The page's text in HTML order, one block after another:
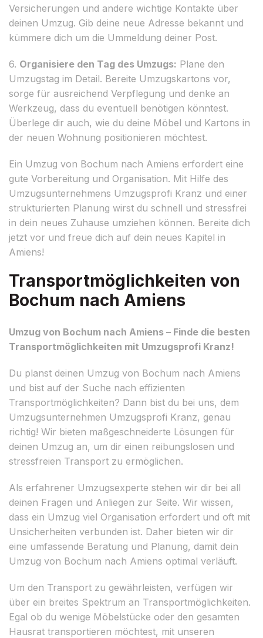
Versicherungen und andere wichtige Kontakte über
deinen Umzug. Gib deine neue Adresse bekannt und
kümmere dich um die Ummeldung deiner Post.
6. Organisiere den Tag des Umzugs: Plane den
Umzugstag im Detail. Bereite Umzugskartons vor,
sorge für ausreichend Verpflegung und denke an
Werkzeug, dass du eventuell benötigen könntest.
Überlege dir auch, wie du deine Möbel und Kartons in
der neuen Wohnung positionieren möchtest.
Ein Umzug von Bochum nach Amiens erfordert eine
gute Vorbereitung und Organisation. Mit Hilfe des
Umzugsunternehmens Umzugsprofi Kranz und einer
strukturierten Planung wirst du schnell und stressfrei
in dein neues Zuhause umziehen können. Bereite dich
jetzt vor und freue dich auf dein neues Kapitel in
Amiens!
Transportmöglichkeiten von
Bochum nach Amiens
Umzug von Bochum nach Amiens – Finde die besten
Transportmöglichkeiten mit Umzugsprofi Kranz!
Du planst deinen Umzug von Bochum nach Amiens
und bist auf der Suche nach effizienten
Transportmöglichkeiten? Dann bist du bei uns, dem
Umzugsunternehmen Umzugsprofi Kranz, genau
richtig! Wir bieten maßgeschneiderte Lösungen für
deinen Umzug an, um dir einen reibungslosen und
stressfreien Transport zu ermöglichen.
Als erfahrener Umzugsexperte stehen wir dir bei all
deinen Fragen und Anliegen zur Seite. Wir wissen,
dass ein Umzug viel Organisation erfordert und oft mit
Unsicherheiten verbunden ist. Daher bieten wir dir
eine umfassende Beratung und Planung, damit dein
Umzug von Bochum nach Amiens optimal verläuft.
Um den Transport zu gewährleisten, verfügen wir
über ein breites Spektrum an Transportmöglichkeiten.
Egal ob du wenige Möbelstücke oder den gesamten
Hausrat transportieren möchtest, mit unseren